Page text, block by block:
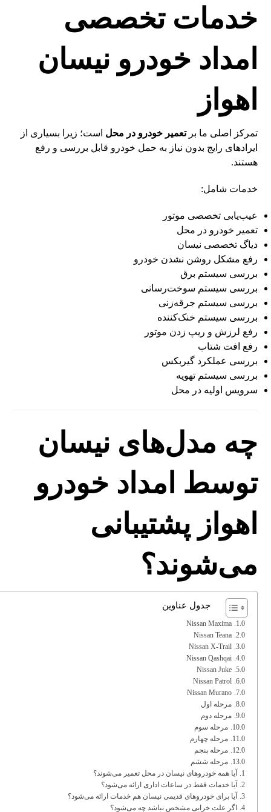
خدمات تخصصی
امداد خودرو نیسان
اهواز
تمرکز اصلی ما برتعمیر خودرو در محل است؛ زیرا بسیاری از
ایرادهای رایج بدون نیاز به حمل خودرو قابل بررسی و رفع
هستند.
خدمات شامل:
عیب‌یابی تخصصی موتور
تعمیر خودرو در محل
دیاگ تخصصی نیسان
رفع مشکل روشن نشدن خودرو
بررسی سیستم برق
بررسی سیستم سوخت‌رسانی
بررسی سیستم جرقه‌زنی
بررسی سیستم خنک‌کننده
رفع لرزش و ریپ زدن موتور
رفع افت شتاب
بررسی عملکرد گیربکس
بررسی سیستم تهویه
سرویس اولیه در محل
چه مدل‌های نیسان
توسط امداد خودرو
اهواز پشتیبانی
می‌شوند؟
جدول عناوین
Nissan Maxima
Nissan Teana
Nissan X-Trail
Nissan Qashqai
Nissan Juke
Nissan Patrol
Nissan Murano
مرحله اول
مرحله دوم
مرحله سوم
مرحله چهارم
مرحله پنجم
مرحله ششم
آیا همه خودروهای نیسان در محل تعمیر می‌شوند؟
آیا خدمات فقط در ساعات اداری ارائه می‌شود؟
آیا برای خودروهای قدیمی نیسان هم خدمات ارائه می‌شود؟
اگر علت خرابی مشخص نباشد چه می‌شود؟